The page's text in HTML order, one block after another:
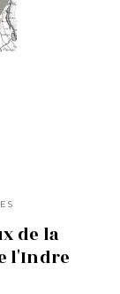
de la
l'Indre